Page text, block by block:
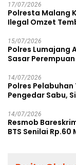
17/07/2026
Polresta Malang
Ilegal Omzet
15/07/2026
Polres Lumajang
Sasar
14/07/2026
Polres
Pengedar Sabu,
14/07/2026
Resmob
BTS Senilai